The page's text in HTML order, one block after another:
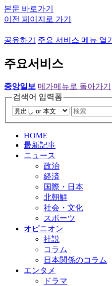
본문 바로가기
이전 페이지로 가기
공유하기 주요 서비스 메뉴 열기
주요서비스
중앙일보 메가메뉴로 돌아가기
검색어 입력폼
HOME
最新記事
ニュース
政治
経済
国際・日本
北朝鮮
社会・文化
スポーツ
オピニオン
社説
コラム
日本関係のコラム
エンタメ
ドラマ